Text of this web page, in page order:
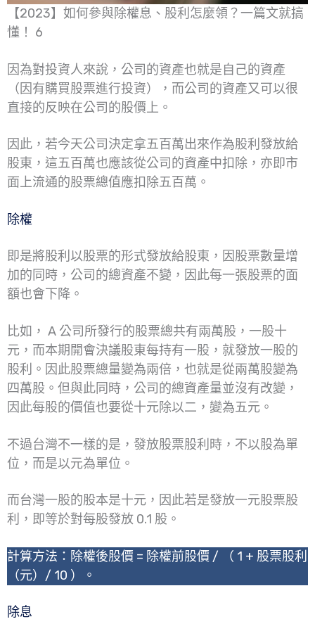
【2023】如何參與除權息、股利怎麼領？一篇文就搞
懂！ 6
因為對投資人來說，公司的資產也就是自己的資產
（因有購買股票進行投資），而公司的資產又可以很
直接的反映在公司的股價上。
因此，若今天公司決定拿五百萬出來作為股利發放給
股東，這五百萬也應該從公司的資產中扣除，亦即市
面上流通的股票總值應扣除五百萬。
除權
即是將股利以股票的形式發放給股東，因股票數量增
加的同時，公司的總資產不變，因此每一張股票的面
額也會下降。
比如， A 公司所發行的股票總共有兩萬股，一股十
元，而本期開會決議股東每持有一股，就發放一股的
股利。因此股票總量變為兩倍，也就是從兩萬股變為
四萬股。但與此同時，公司的總資產量並沒有改變，
因此每股的價值也要從十元除以二，變為五元。
不過台灣不一樣的是，發放股票股利時，不以股為單
位，而是以元為單位。
而台灣一股的股本是十元，因此若是發放一元股票股
利，即等於對每股發放 0.1 股。
計算方法：除權後股價 = 除權前股價 / （ 1 + 股票股利
（元）/ 10 ）。
除息